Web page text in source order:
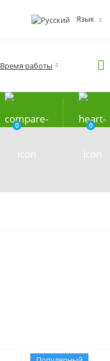
Язык
Время работы
0 0